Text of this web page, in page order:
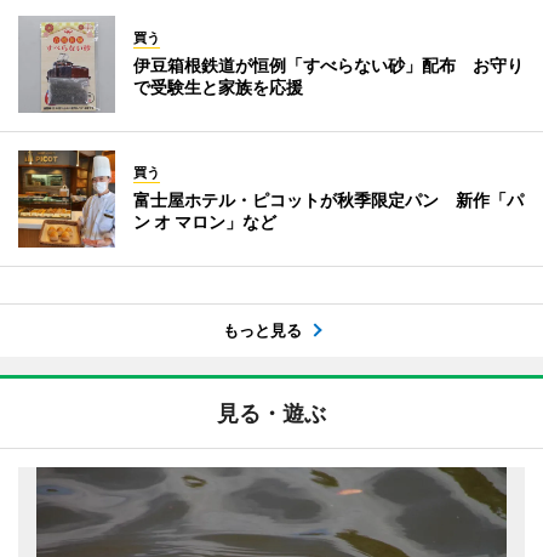
買う
伊豆箱根鉄道が恒例「すべらない砂」配布 お守り
で受験生と家族を応援
買う
富士屋ホテル・ピコットが秋季限定パン 新作「パ
ン オ マロン」など
もっと見る
見る・遊ぶ